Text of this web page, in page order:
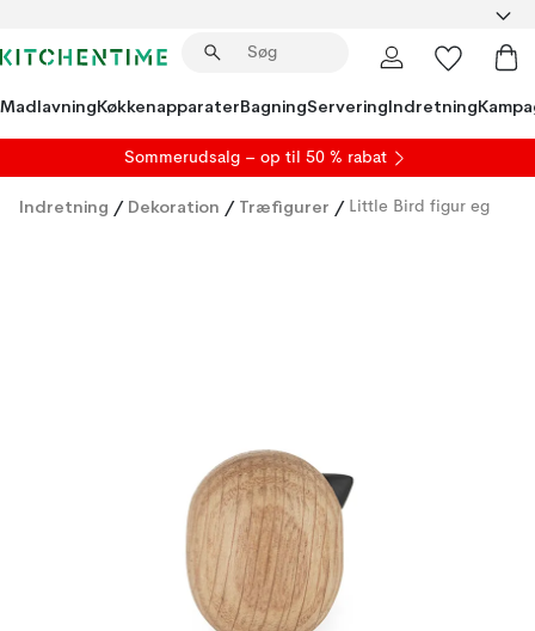
MadlavningKøkkenapparaterBagningServeringIndretning
Sommerudsalg – op til 50 % rabat
Indretning / Dekoration / Træfigurer / Little Bird figur eg